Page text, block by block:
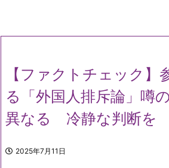
【ファクトチェック】
る「外国人排斥論」噂
異なる 冷静な判断を
2025年7月11日